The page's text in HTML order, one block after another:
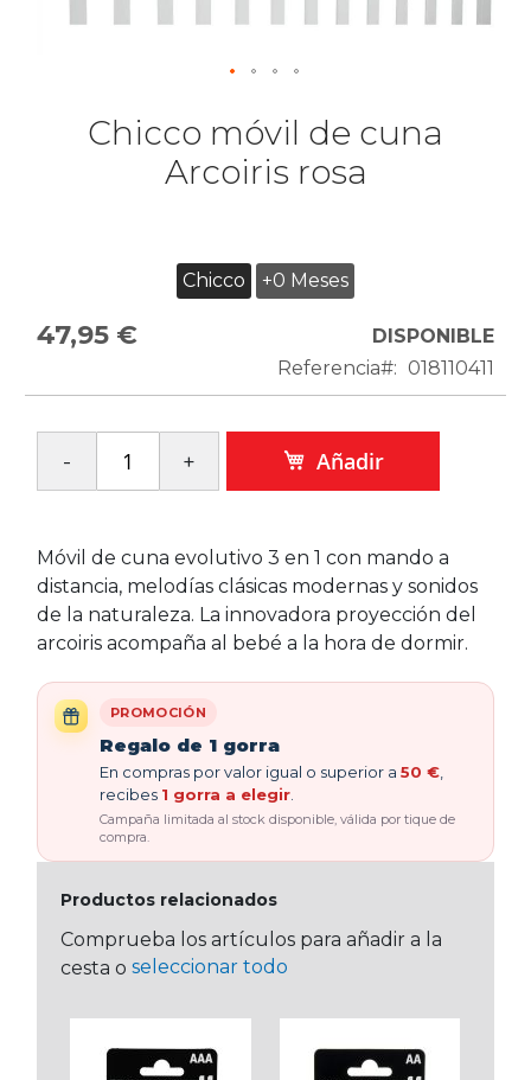
Chicco móvil de cuna
Arcoiris rosa
Chicco +0 Meses
47,95 €
DISPONIBLE
Referencia
018110411
Añadir
Móvil de cuna evolutivo 3 en 1 con mando a
distancia, melodías clásicas modernas y sonidos
de la naturaleza. La innovadora proyección del
arcoiris acompaña al bebé a la hora de dormir.
PROMOCIÓN
Regalo de 1 gorra
En compras por valor igual o superior a 50 €
recibes 1 gorra a elegir
Campaña limitada al stock disponible, válida por tique de
compra.
Productos relacionados
Comprueba los artículos para añadir a la
cesta o seleccionar todo